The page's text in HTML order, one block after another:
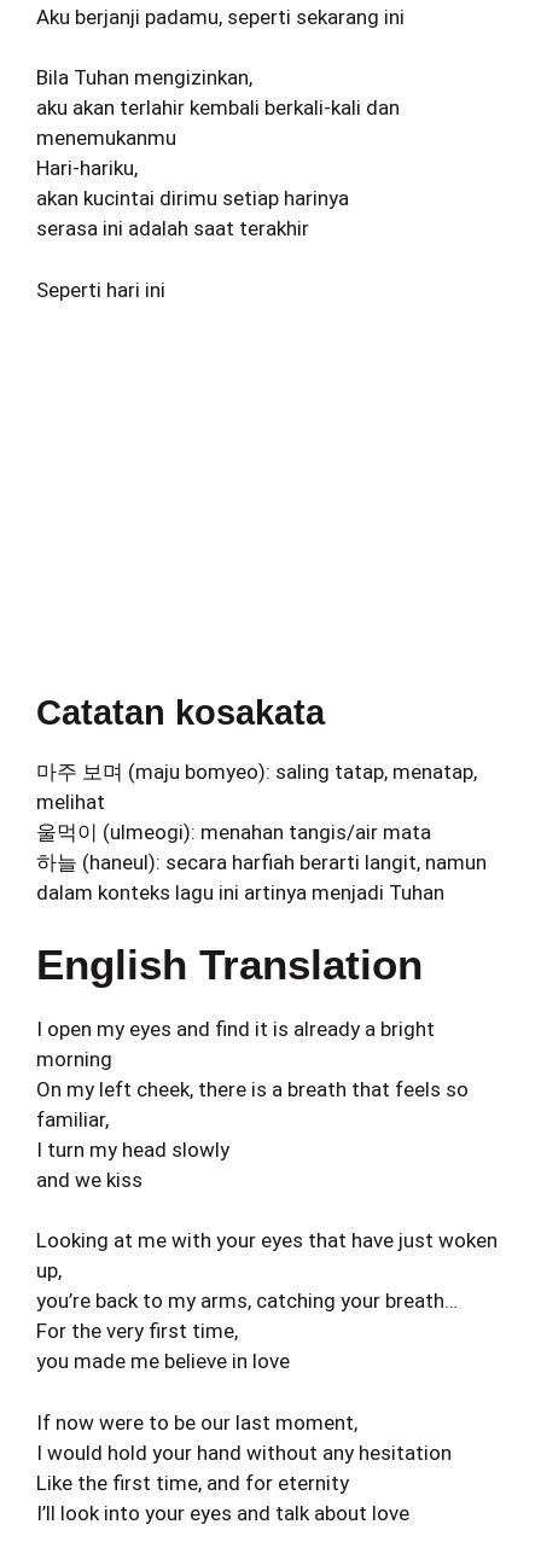
Aku berjanji padamu, seperti sekarang ini
Bila Tuhan mengizinkan,
aku akan terlahir kembali berkali-kali dan
menemukanmu
Hari-hariku,
akan kucintai dirimu setiap harinya
serasa ini adalah saat terakhir
Seperti hari ini
Catatan kosakata
마주 보며 (maju bomyeo): saling tatap, menatap,
melihat
울먹이 (ulmeogi): menahan tangis/air mata
하늘 (haneul): secara harfiah berarti langit, namun
dalam konteks lagu ini artinya menjadi Tuhan
English Translation
I open my eyes and find it is already a bright
morning
On my left cheek, there is a breath that feels so
familiar,
I turn my head slowly
and we kiss
Looking at me with your eyes that have just woken
up,
you’re back to my arms, catching your breath…
For the very first time,
you made me believe in love
If now were to be our last moment,
I would hold your hand without any hesitation
Like the first time, and for eternity
I’ll look into your eyes and talk about love